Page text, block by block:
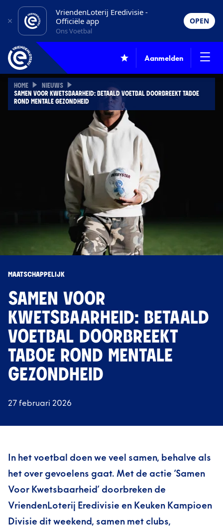
VriendenLoterij Eredivisie -
Officiële app
Ons Voetbal
OPEN
Aanmelden
HOME
NIEUWS
SAMEN VOOR KWETSBAARHEID: BETAALD VOETBAL DOORBREEKT TABOE
ROND MENTALE GEZONDHEID
MAATSCHAPPELIJK
SAMEN VOOR
KWETSBAARHEID: BETAALD
VOETBAL DOORBREEKT
TABOE ROND MENTALE
GEZONDHEID
27 februari 2026
In het voetbal doen we veel samen, behalve als
het over gevoelens gaat. Met de actie ‘Samen
Voor Kwetsbaarheid’ doorbreken de
VriendenLoterij Eredivisie en Keuken Kampioen
Divisie dit weekend, samen met clubs,